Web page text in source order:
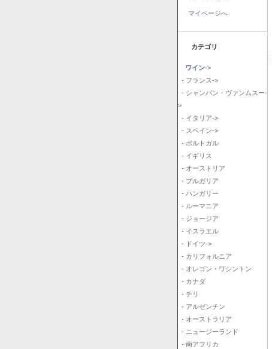
マイページへ
カテゴリ
ワイン->
- フランス->
- シャンパン・ヴァンムスー-
>
- イタリア->
- スペイン->
- ポルトガル
- イギリス
- オーストリア
- ブルガリア
- ハンガリー
- ルーマニア
- ジョージア
- イスラエル
- ドイツ->
- カリフォルニア
- オレゴン・ワシントン
- カナダ
- チリ
- アルゼンチン
- オーストラリア
- ニュージーランド
- 南アフリカ